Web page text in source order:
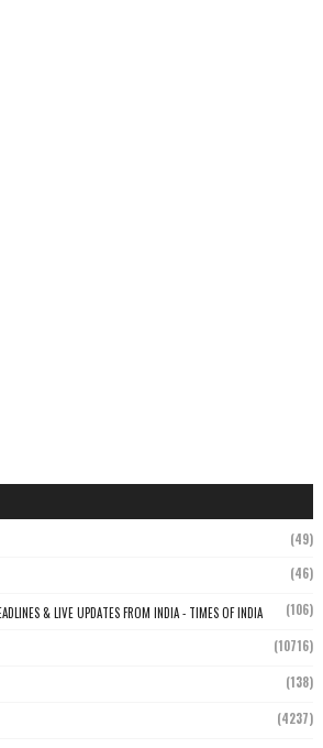
(49)
(46)
& LIVE UPDATES FROM INDIA - TIMES OF INDIA (106)
(10716)
(138)
(4237)